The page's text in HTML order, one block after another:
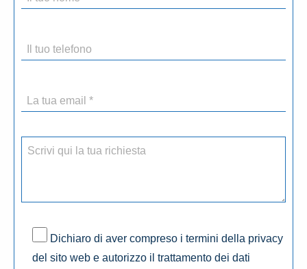
Dichiaro di aver compreso i termini della privacy
del sito web e autorizzo il trattamento dei dati